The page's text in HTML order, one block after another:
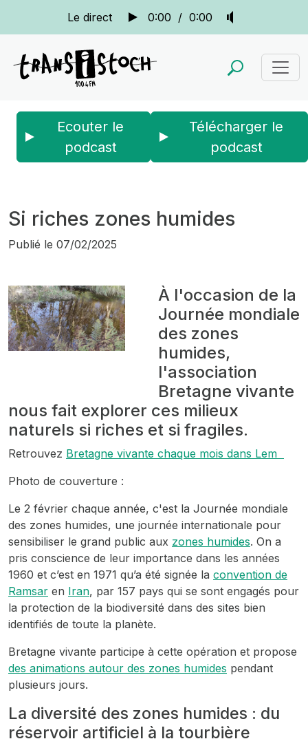
Le direct 0:00 / 0:00
Ecouter le
podcast
Télécharger le
podcast
Si riches zones humides
Publié le 07/02/2025
À l'occasion de la
Journée mondiale
des zones
humides,
l'association
Bretagne vivante
nous fait explorer ces milieux
naturels si riches et si fragiles.
Retrouvez Bretagne vivante chaque mois dans Lem
Photo de couverture :
Le 2 février chaque année, c'est la Journée mondiale
des zones humides, une journée internationale pour
sensibiliser le grand public aux zones humides. On a
pris conscience de leur importance dans les années
1960 et c’est en 1971 qu’a été signée la convention de
Ramsar en Iran, par 157 pays qui se sont engagés pour
la protection de la biodiversité dans des sites bien
identifiés de toute la planète.
Bretagne vivante participe à cette opération et propose
des animations autour des zones humides pendant
plusieurs jours.
La diversité des zones humides : du
réservoir artificiel à la tourbière